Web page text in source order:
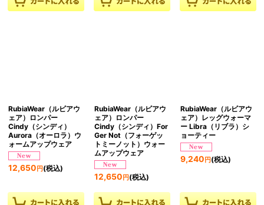
RubiaWear（ルビアウ
ェア）ロンパー
Cindy（シンディ）
Aurora（オーロラ）ウ
ォームアップウェア
12,650 円 (税込)
RubiaWear（ルビアウ
ェア）ロンパー
Cindy（シンディ）For
Ger Not（フォーゲッ
トミーノット）ウォー
ムアップウェア
12,650 円(税込)
RubiaWear（ルビアウ
ェア）レッグウォーマ
ー Libra（リブラ）シ
ョーティー
9,240 円(税込)